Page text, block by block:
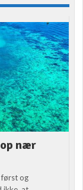
nær
først og